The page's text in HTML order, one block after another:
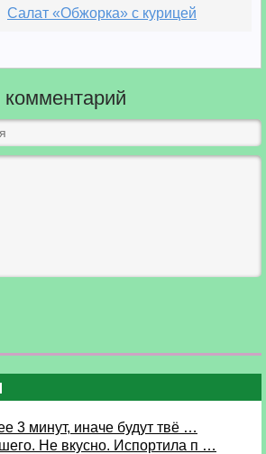
Салат «Обжорка» с курицей
комментарий
3 минут, иначе будут твё …
Не вкусно. Испортила п …